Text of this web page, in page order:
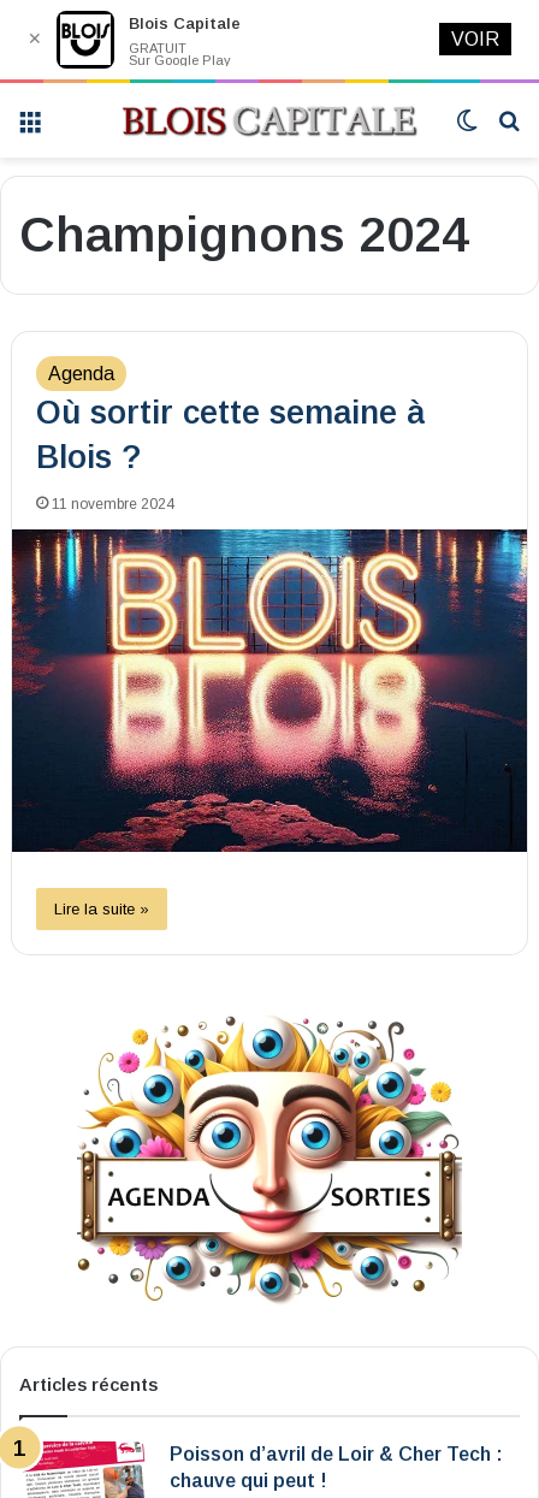
Switch
Champignons 2024
Agenda
Où sortir cette semaine à
Blois ?
11 novembre 2024
Lire la suite »
Articles récents
Poisson d’avril de Loir & Cher Tech :
chauve qui peut !
✕
Blois Capitale
GRATUIT
Sur Google Play
VOIR